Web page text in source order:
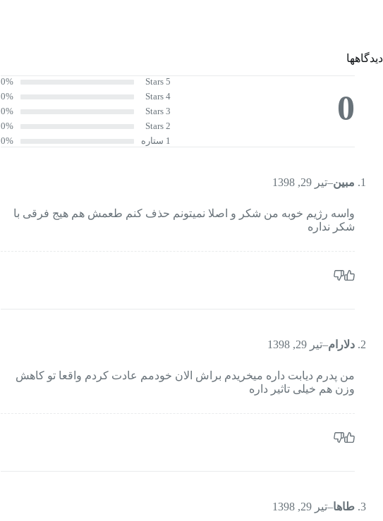
دیدگاهها
0
5 Stars
0%
4 Stars
0%
3 Stars
0%
2 Stars
0%
1 ستاره
0%
مبين–تیر 29, 1398
واسه رژيم خوبه من شکر و اصلا نمیتونم حذف کنم طعمش هم هیج فرقی با
شکر نداره
دلارام–تیر 29, 1398
من پدرم دیابت داره میخریدم براش الان خودمم عادت کردم واقعا تو کاهش
وزن هم خیلی تاثیر داره
طاها–تیر 29, 1398